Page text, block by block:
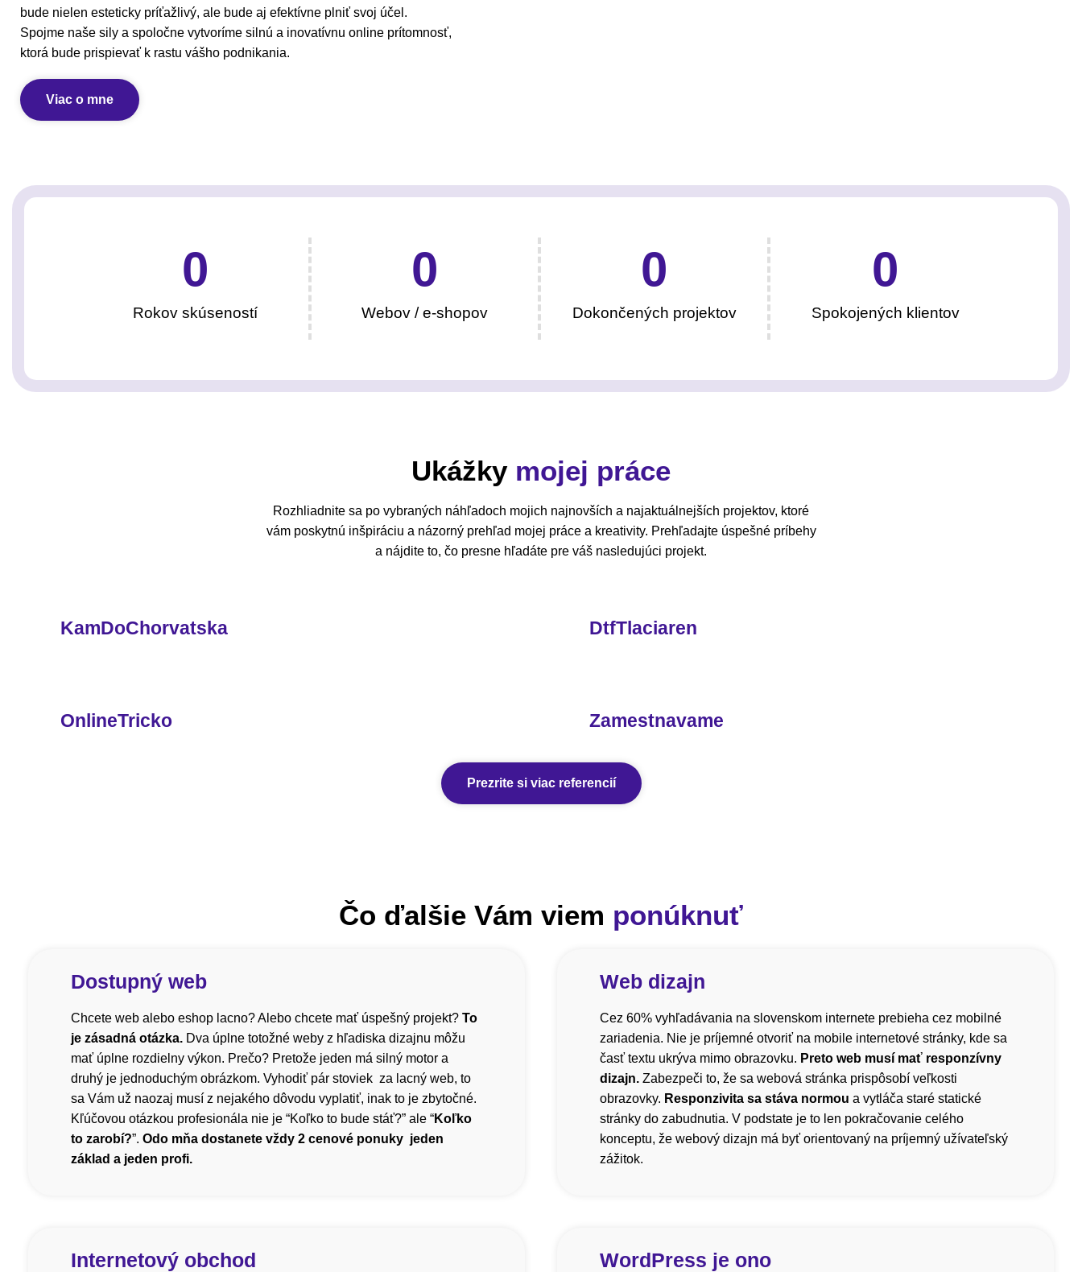
bude nielen esteticky príťažlivý, ale bude aj efektívne plniť svoj účel.
Spojme naše sily a spoločne vytvoríme silnú a inovatívnu online prítomnosť,
ktorá bude prispievať k rastu vášho podnikania.
Viac o mne
Rokov skúseností
0
Webov / e-shopov
0
Dokončených projektov
0
Spokojených klientov
0
Ukážkymojej práce
Rozhliadnite sa po vybraných náhľadoch mojich najnovších a najaktuálnejších projektov, ktoré
vám poskytnú inšpiráciu a názorný prehľad mojej práce a kreativity. Prehľadajte úspešné príbehy
a nájdite to, čo presne hľadáte pre váš nasledujúci projekt.
KamDoChorvatska DtfTlaciaren
OnlineTricko Zamestnavame
Prezrite si viac referencií
Čo ďalšie Vám viem ponúknuť
Dostupný web
Chcete web alebo eshop lacno? Alebo chcete mať úspešný projekt? To
je zásadná otázka. Dva úplne totožné weby z hľadiska dizajnu môžu
mať úplne rozdielny výkon. Prečo? Pretože jeden má silný motor a
druhý je jednoduchým obrázkom. Vyhodiť pár stoviek za lacný web, to
sa Vám už naozaj musí z nejakého dôvodu vyplatiť, inak to je zbytočné.
Kľúčovou otázkou profesionála nie je “Koľko to bude stáť?” ale “Koľko
to zarobí?”. Odo mňa dostanete vždy 2 cenové ponuky jeden
základ a jeden profi.
Web dizajn
Cez 60% vyhľadávania na slovenskom internete prebieha cez mobilné
zariadenia. Nie je príjemné otvoriť na mobile internetové stránky, kde sa
časť textu ukrýva mimo obrazovku. Preto web musí mať responzívny
dizajn. Zabezpeči to, že sa webová stránka prispôsobí veľkosti
obrazovky. Responzivita sa stáva normou a vytláča staré statické
stránky do zabudnutia. V podstate je to len pokračovanie celého
konceptu, že webový dizajn má byť orientovaný na príjemný užívateľský
zážitok.
Internetový obchod WordPress je ono